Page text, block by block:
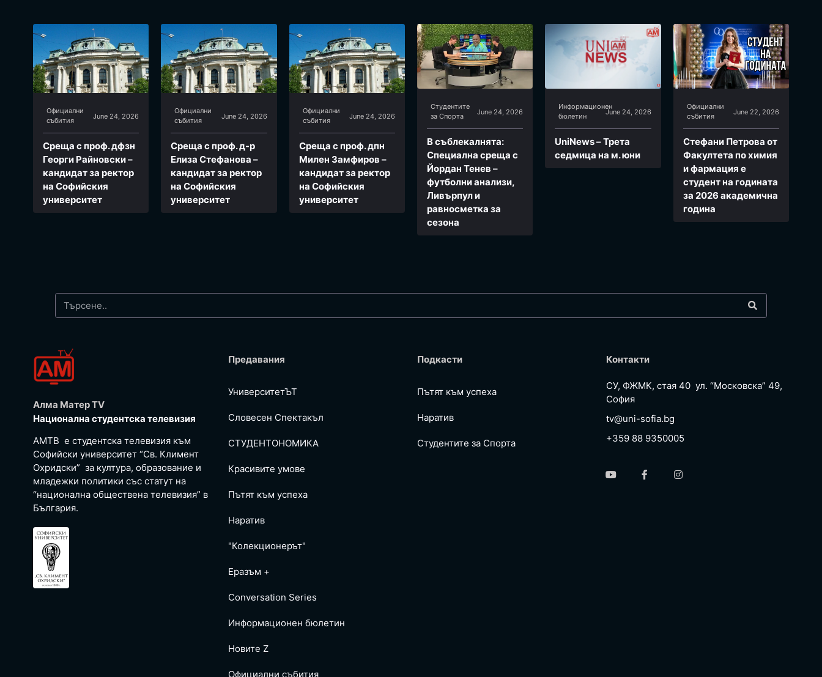
Официални
събития
June 24, 2026
Среща с проф. дфзн
Георги Райновски –
кандидат за ректор
на Софийския
университет
Официални
събития
June 24, 2026
Среща с проф. д-р
Елиза Стефанова –
кандидат за ректор
на Софийския
университет
Официални
събития
June 24, 2026
Среща с проф. дпн
Милен Замфиров –
кандидат за ректор
на Софийския
университет
Студентите
за Спортa
June 24, 2026
В съблекалнята:
Специална среща с
Йордан Тенев –
футболни анализи,
Ливърпул и
равносметка за
сезона
Информационен
бюлетин
June 24, 2026
UniNews – Трета
седмица на м. юни
Официални
събития
June 22, 2026
Стефани Петрова от
Факултета по химия
и фармация e
студент на годината
за 2026 академична
година
Алма Матер TV
Национална студентска телевизия
АМТВ е студентска телевизия към
Софийски университет “Св. Климент
Охридски” за култура, образование и
младежки политики със статут на
“национална обществена телевизия” в
България.
Предавания
УниверситетЪТ
Словесен Спектакъл
СТУДЕНТОНОМИКА
Красивите умове
Пътят към успеха
Наратив
"Колекционерът"
Еразъм +
Conversation Series
Информационен бюлетин
Новите Z
Официални събития
Подкасти
Пътят към успеха
Наратив
Студентите за Спортa
Контакти
СУ, ФЖМК, стая 40 ул. “Московска” 49,
София
tv@uni-sofia.bg
+359 88 9350005